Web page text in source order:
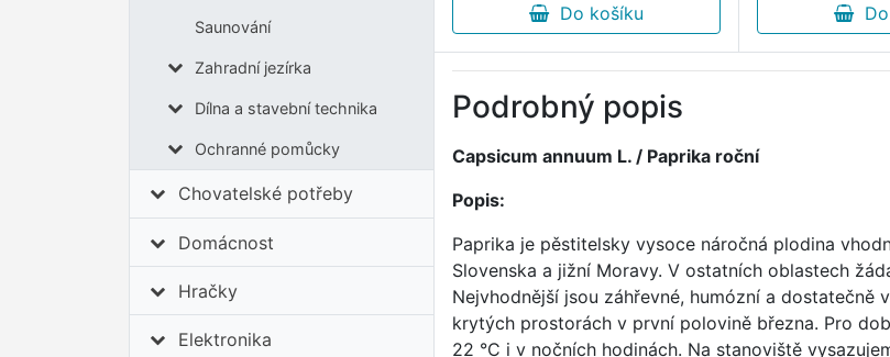
Saunování
Zahradní jezírka
Dílna a stavební technika
Ochranné pomůcky
Chovatelské potřeby
Domácnost
Hračky
Elektronika
Do košíku
Do
Podrobný popis
Capsicum annuum L. / Paprika roční
Popis:
Paprika je pěstitelsky vysoce náročná plodina
Slovenska a jižní Moravy. V ostatních oblastech
Nejvhodnější jsou záhřevné, humózní a
krytých prostorách v první polovině března. Pro
22 °C i v nočních hodinách. Na stanoviště